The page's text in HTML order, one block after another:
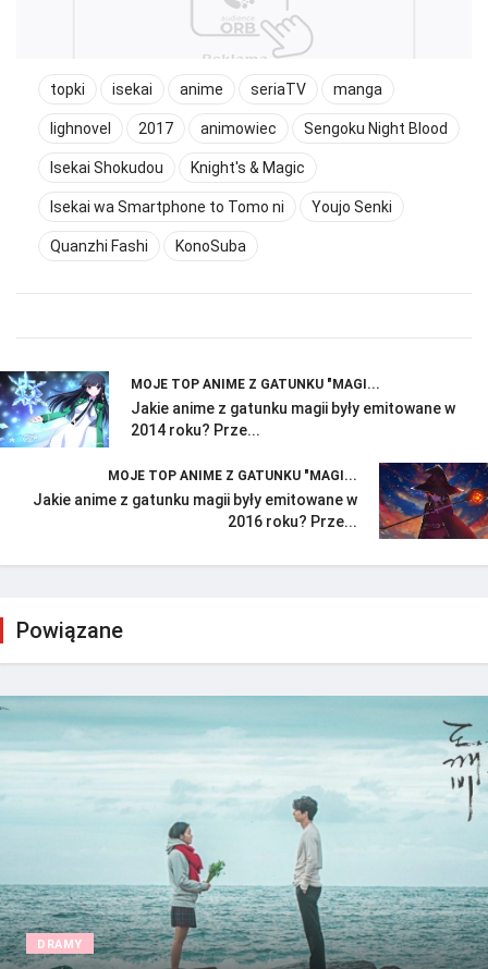
topki isekai anime seriaTV manga
lighnovel 2017 animowiec Sengoku Night Blood
Isekai Shokudou Knight's & Magic
Isekai wa Smartphone to Tomo ni Youjo Senki
Quanzhi Fashi KonoSuba
MOJE TOP ANIME Z GATUNKU "MAGI...
Jakie anime z gatunku magii były emitowane w
2014 roku? Prze...
MOJE TOP ANIME Z GATUNKU "MAGI...
Jakie anime z gatunku magii były emitowane w
2016 roku? Prze...
Powiązane
DRAMY